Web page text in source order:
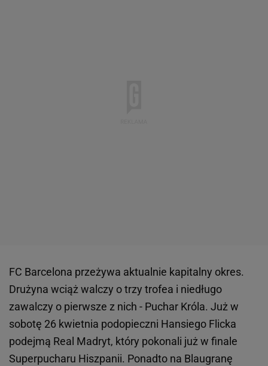
FC Barcelona przeżywa aktualnie kapitalny okres.
Drużyna wciąż walczy o trzy trofea i niedługo
zawalczy o pierwsze z nich - Puchar Króla. Już w
sobotę 26 kwietnia podopieczni Hansiego Flicka
podejmą Real Madryt, który pokonali już w finale
Superpucharu Hiszpanii. Ponadto na Blaugranę